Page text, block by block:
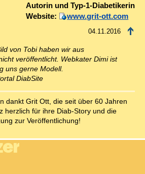
Autorin und Typ-1-Diabetikerin
Website:
www.grit-ott.com
04.11.2016
von Tobi haben wir aus
veröffentlicht. Webkater Dimi ist
uns gerne Modell.
DiabSite
dankt Grit Ott, die seit über 60 Jahren
herzlich für ihre Diab-Story und die
zur Veröffentlichung!